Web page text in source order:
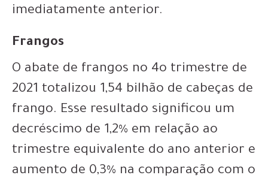
imediatamente anterior.
Frangos
O abate de frangos no 4o trimestre de
2021 totalizou 1,54 bilhão de cabeças de
frango. Esse resultado significou um
decréscimo de 1,2% em relação ao
trimestre equivalente do ano anterior e
aumento de 0,3% na comparação com o